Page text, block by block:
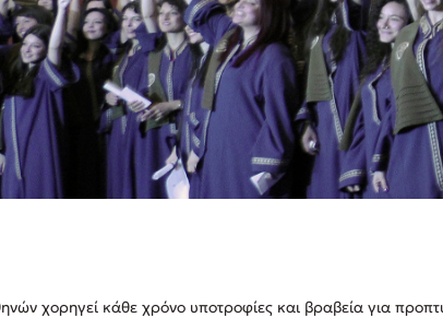
χορηγεί κάθε χρόνο υποτροφίες και βραβεία για